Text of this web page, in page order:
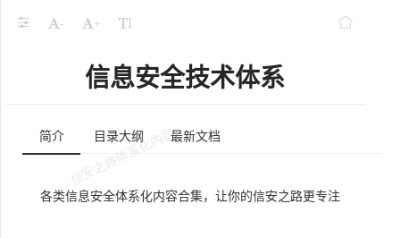
- +
信息安全技术体系
简介 目录大纲 最新文档
各类信息安全体系化内容合集，让你的信安之路更专注